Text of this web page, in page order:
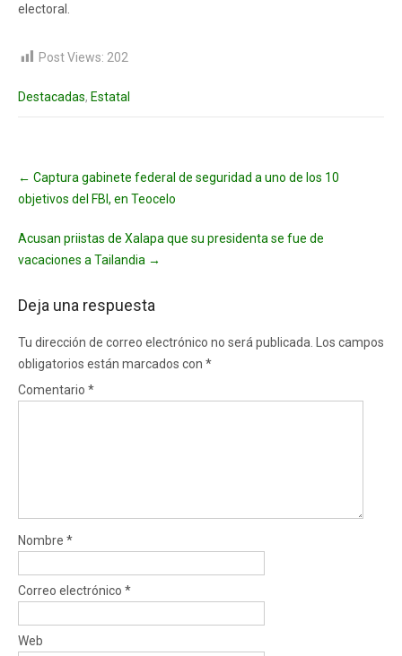
electoral.
Post Views: 202
Destacadas, Estatal
navigation
← Captura gabinete federal de seguridad a uno de los 10
objetivos del FBI, en Teocelo
Acusan priistas de Xalapa que su presidenta se fue de
vacaciones a Tailandia →
Deja una respuesta
Tu dirección de correo electrónico no será publicada.
Los campos
obligatorios están marcados con *
Comentario *
Nombre *
Correo electrónico *
Web